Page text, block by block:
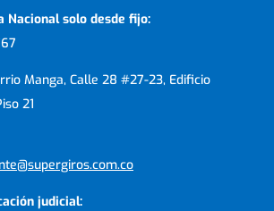
Nacional solo desde fijo:
Manga, Calle 28 #27-23, Edificio
21
judicial: